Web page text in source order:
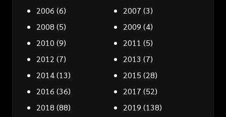
2006 (6) 2007 (3)
2008 (5) 2009 (4)
2010 (9) 2011 (5)
2012 (7) 2013 (7)
2014(13) 2015 (28)
2016 (36) 2017 (52)
2018 (88) 2019 (138)